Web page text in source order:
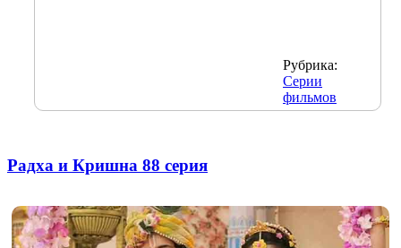
Рубрика:
Серии
фильмов
Радха и Кришна 88 серия